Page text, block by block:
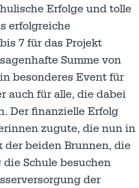
Erfolge und tolle
erfolgreiche
7 für das Projekt
Summe von
besonderes Event für
auch für alle, die dabei
Der finanzielle Erfolg
zugute, die nun in
beiden Brunnen, die
Schule besuchen
der